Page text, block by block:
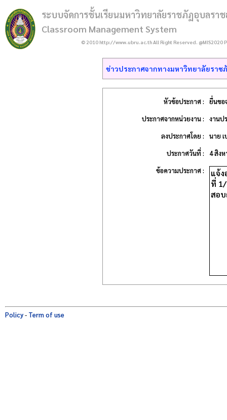
ระบบจัดการชั้นเรียนมหาวิทยาลัยราชภัฏอุบลรา
Classroom Management System
© 2010 http://www.ubru.ac.th All Right Reserved. @MIS2020
ข่าวประกาศจากทางมหาวิทยาลัยราช
หัวข้อประกาศ :
ยื่นขอ
ประกาศจากหน่วยงาน :
งานป
ลงประกาศโดย :
นาย
ประกาศวันที่ :
4 สิง
ข้อความประกาศ :
Policy- Term of use